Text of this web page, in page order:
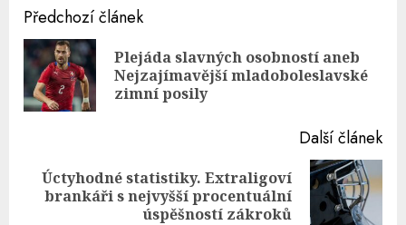
Continue
Reading
Předchozí článek
Plejáda slavných osobností aneb
Nejzajímavější mladoboleslavské
zimní posily
Další článek
Next
Úctyhodné statistiky. Extraligoví
brankáři s nejvyšší procentuální
úspěšností zákroků